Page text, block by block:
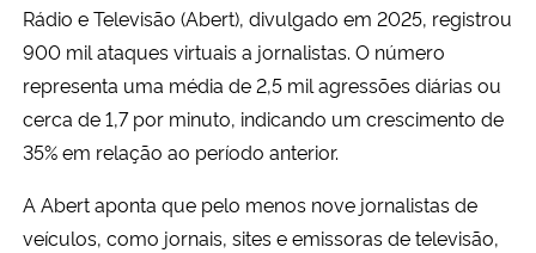
Rádio e Televisão (Abert), divulgado em 2025, registrou
900 mil ataques virtuais a jornalistas. O número
representa uma média de 2,5 mil agressões diárias ou
cerca de 1,7 por minuto, indicando um crescimento de
35% em relação ao período anterior.
A Abert aponta que pelo menos nove jornalistas de
veículos, como jornais, sites e emissoras de televisão,